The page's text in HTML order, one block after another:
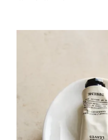
تم تغيير الصورة إلى 1 من 5